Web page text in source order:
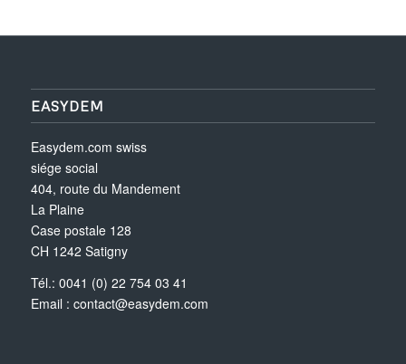
EASYDEM
Easydem.com swiss
siége social
404, route du Mandement
La Plaine
Case postale 128
CH 1242 Satigny
Tél.: 0041 (0) 22 754 03 41
Email : contact@easydem.com